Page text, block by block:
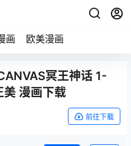
画 欧美漫画
冥王神话 1-
漫画下载
前往下载